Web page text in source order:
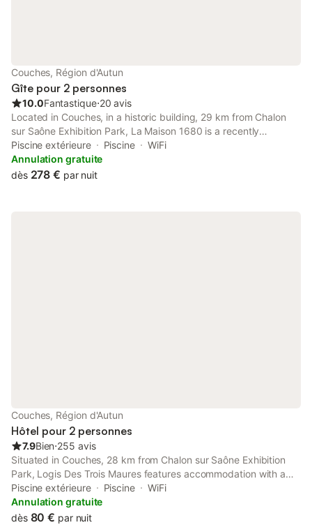
Couches, Région d'Autun
Gîte pour 2 personnes
10.0Fantastique⋅20 avis
Located in Couches, in a historic building, 29 km from Chalon
sur Saône Exhibition Park, La Maison 1680 is a recently
renovated guest house with pool with a view and garden.
Piscine extérieure Piscine
WiFi
Annulation gratuite
dès 278 € par nuit
Couches, Région d'Autun
Hôtel pour 2 personnes
7.9Bien⋅255 avis
Situated in Couches, 28 km from Chalon sur Saône Exhibition
Park, Logis Des Trois Maures features accommodation with a
seasonal outdoor swimming pool, free private parking, a garden
and a terrace.
Piscine extérieure Piscine
WiFi
Annulation gratuite
dès 80 € par nuit